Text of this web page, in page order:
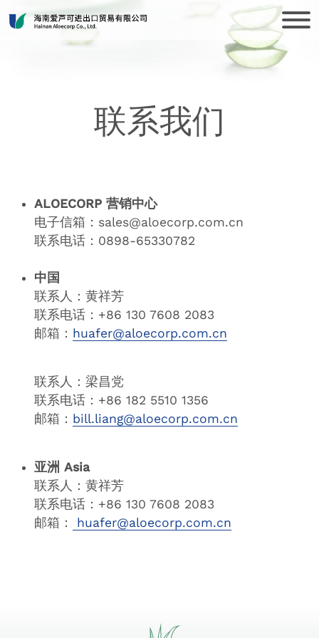
联系我们
ALOECORP 营销中心
电子信箱：sales@aloecorp.com.cn
联系电话：0898-65330782
中国
联系人：黄祥芳
联系电话：+86 130 7608 2083
邮箱： huafer@aloecorp.com.cn
联系人：梁昌党
联系电话：+86 182 5510 1356
邮箱： bill.liang@aloecorp.com.cn
亚洲 Asia
联系人：黄祥芳
联系电话：+86 130 7608 2083
邮箱：
huafer@aloecorp.com.cn